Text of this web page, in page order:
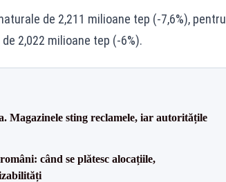
de 2,211 milioane tep (-7,6%), pentru
2,022 milioane tep (-6%).
Magazinele sting reclamele, iar autoritățile
când se plătesc alocațiile,